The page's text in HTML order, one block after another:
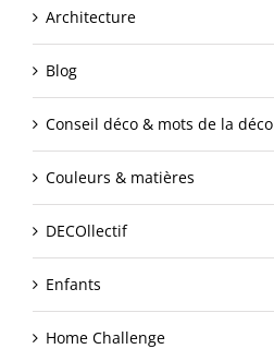
Architecture
Blog
Conseil déco & mots de la déco
Couleurs & matières
DECOllectif
Enfants
Home Challenge